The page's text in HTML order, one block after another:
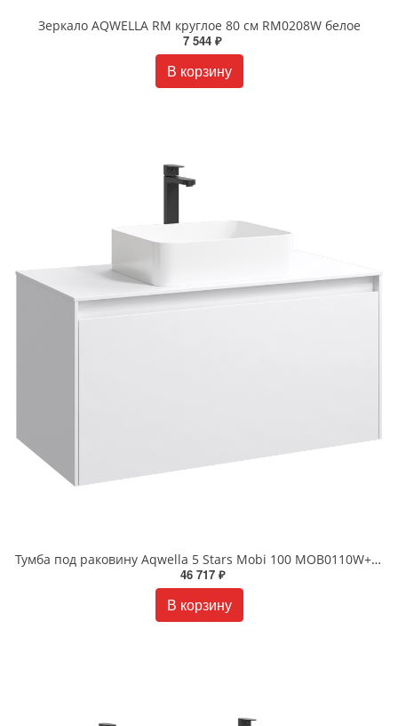
Зеркало AQWELLA RM круглое 80 см RM0208W белое
7 544 ₽
В корзину
Тумба под раковину Aqwella 5 Stars Mobi 100 MOB0110W+MOB0710W подвесная белый
46 717 ₽
В корзину